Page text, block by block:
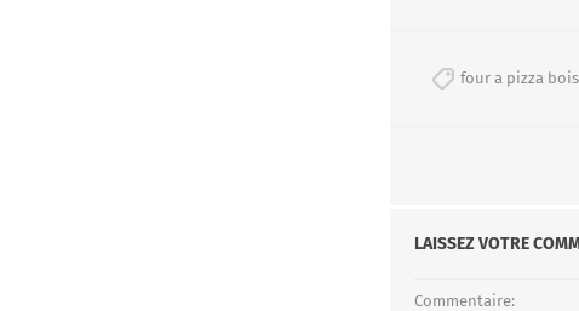
four a pizza bois
LAISSEZ VOTRE
Commentaire: